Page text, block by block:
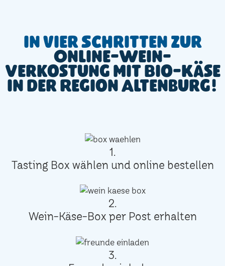
In vier Schritten zur
Online-Wein-
Verkostung mit Bio-Käse
in der Region Altenburg!
1.
Tasting Box wählen und online bestellen
2.
Wein-Käse-Box per Post erhalten
3.